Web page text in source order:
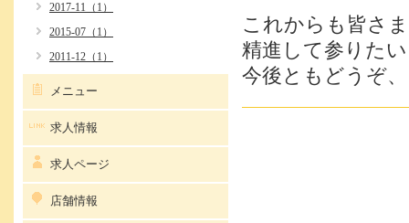
これからも皆さ
精進して参りた
今後ともどうぞ
2017-11（1）
2015-07（1）
2011-12（1）
メニュー
求人情報
求人ページ
店舗情報